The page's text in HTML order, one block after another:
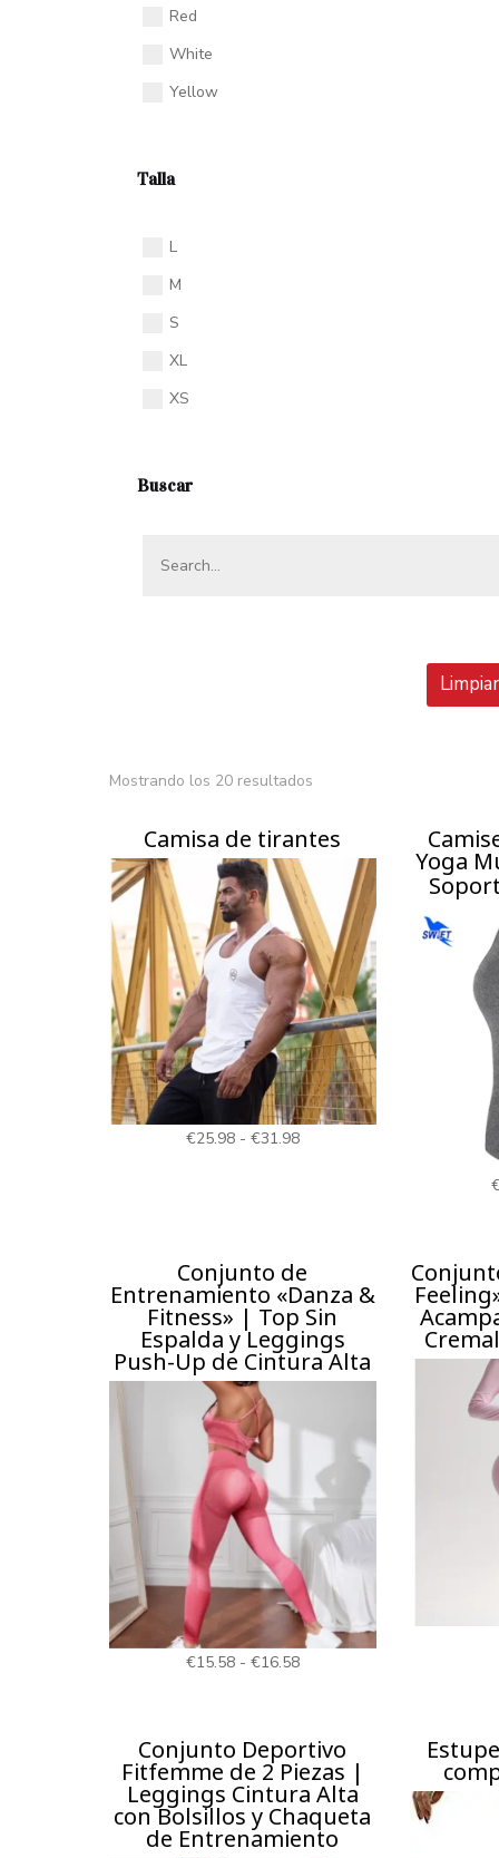
Red
White
Yellow
Talla
L
M
S
XL
XS
Buscar
Limpiar
Mostrando los 20 resultados
Camisa de tirantes
€25.98 - €31.98Rango
hasta
€31.98
Yoga
Conjunto de
Entrenamiento «Danza &
Fitness» | Top Sin
Espalda y Leggings
Push-Up de Cintura Alta
€15.58 - €16.58Rango
desde
€15.58
hasta
€16.58
Conjunto Deportivo
Fitfemme de 2 Piezas |
Leggings Cintura Alta
con Bolsillos y Chaqueta
de Entrenamiento